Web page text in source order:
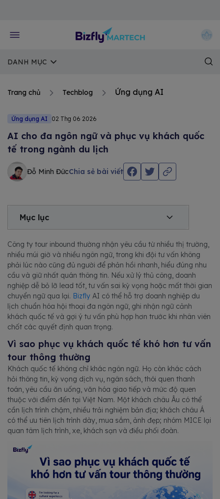
DANH MỤC
Trang chủ Techblog Ứng dụng AI
Ứng dụng AI 02 Thg 06 2026
AI cho đa ngôn ngữ và phục vụ khách quốc
tế trong ngành du lịch
Đỗ Minh ĐứcChia sẻ bài viết
Mục lục
Công ty tour inbound thường nhận yêu cầu từ nhiều thị trường,
nhiều múi giờ và nhiều ngôn ngữ, trong khi đội tư vấn không
phải lúc nào cũng đủ người để phản hồi nhanh, hiểu đúng nhu
cầu và giữ nhất quán thông tin. Nếu xử lý thủ công, doanh
nghiệp dễ bỏ lỡ lead tốt, tư vấn sai kỳ vọng hoặc mất thời gian
chuyển ngữ qua lại. Bizfly AI có thể hỗ trợ doanh nghiệp du
lịch chuẩn hóa hội thoại đa ngôn ngữ, ghi nhận ngữ cảnh
khách quốc tế và gợi ý tư vấn phù hợp hơn trước khi nhân viên
chốt các quyết định quan trọng.
Vì sao phục vụ khách quốc tế khó hơn tư vấn
tour thông thường
Khách quốc tế không chỉ khác ngôn ngữ. Họ còn khác cách
hỏi thông tin, kỳ vọng dịch vụ, ngân sách, thói quen thanh
toán, yêu cầu ăn uống, văn hóa giao tiếp và mức độ quen
thuộc với điểm đến tại Việt Nam. Một khách châu Âu có thể
cần lịch trình chậm, nhiều trải nghiệm bản địa; khách châu Á
có thể ưu tiên lịch trình dày, mua sắm, ảnh đẹp; nhóm MICE lại
quan tâm lịch trình, xe, khách sạn và điều phối đoàn.